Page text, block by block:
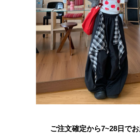
ご注文確定から7~28日で